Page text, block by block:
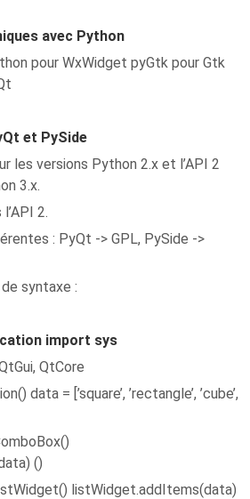
avec Python
pour WxWidget pyGtk pour Gtk
et PySide
les versions Python 2.x et l’API 2
3.x.
2.
: PyQt -> GPL, PySide ->
syntaxe :
import sys
QtCore
data = [’square’, ’rectangle’, ’cube’,
()
listWidget.addItems(data)